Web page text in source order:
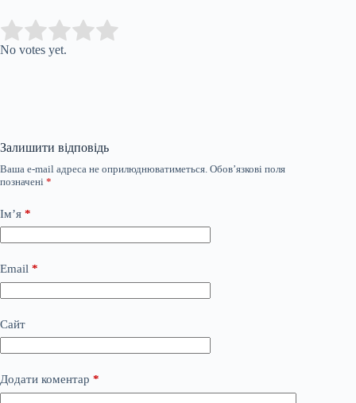
Rate this item:
No votes yet.
Залишити відповідь
Ваша e-mail адреса не оприлюднюватиметься. Обов’язкові поля
позначені *
Ім’я *
Email *
Сайт
Додати коментар *